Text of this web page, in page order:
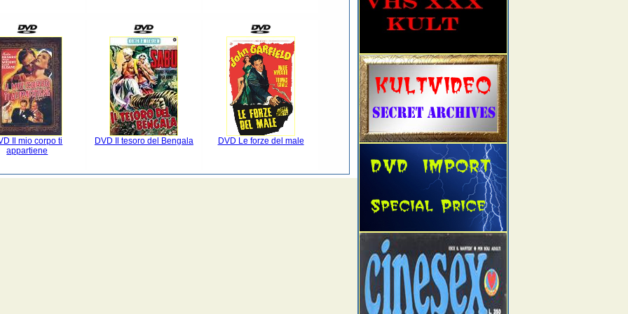
Il mio corpo ti
appartiene
DVD Il tesoro del Bengala DVD Le forze del male